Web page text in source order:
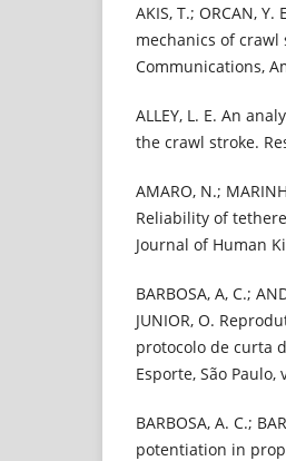
AKIS, T.; ORCAN,
mechanics of crawl
Communications,
ALLEY, L. E. An
the crawl stroke.
AMARO, N.;
Reliability of
Journal of Human
BARBOSA, A, C.;
JUNIOR, O.
protocolo de curta
Esporte, São Paulo,
BARBOSA, A. C.;
potentiation in